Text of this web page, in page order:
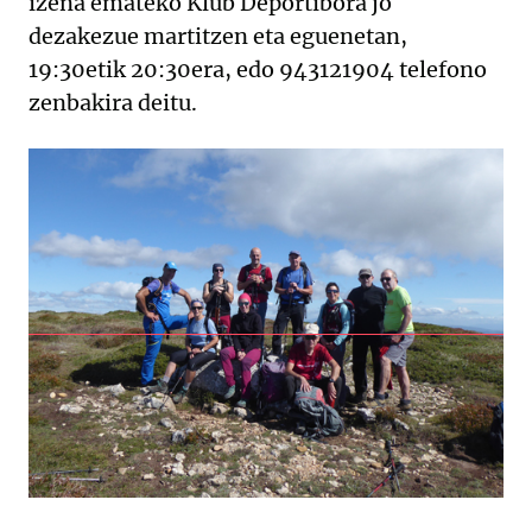
dezakezue martitzen eta eguenetan,
19:30etik 20:30era, edo 943121904 telefono
zenbakira deitu.